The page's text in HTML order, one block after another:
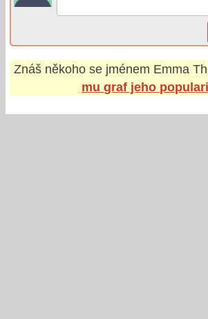
Znáš někoho se jménem Emma
mu graf jeho